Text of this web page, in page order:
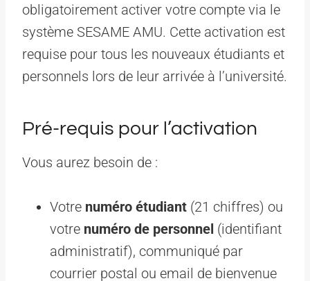
obligatoirement activer votre compte via le
système SESAME AMU. Cette activation est
requise pour tous les nouveaux étudiants et
personnels lors de leur arrivée à l’université.
Pré-requis pour l’activation
Vous aurez besoin de :
Votre numéro étudiant (21 chiffres) ou
votre numéro de personnel (identifiant
administratif), communiqué par
courrier postal ou email de bienvenue